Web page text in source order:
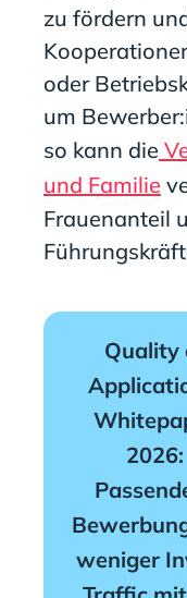
zu fördern
oder
um
so kann die
und Familie
Frauenanteil
Quality
2026:
weniger